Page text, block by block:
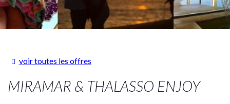
voir toutes les offres
MIRAMAR & THALASSO ENJOY